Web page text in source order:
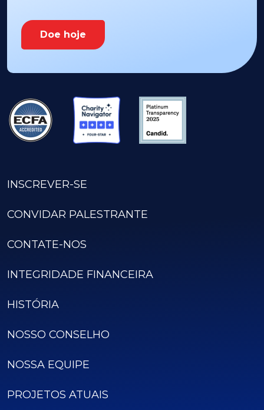
Doe hoje
INSCREVER-SE
CONVIDAR PALESTRANTE
CONTATE-NOS
INTEGRIDADE FINANCEIRA
HISTÓRIA
NOSSO CONSELHO
NOSSA EQUIPE
PROJETOS ATUAIS